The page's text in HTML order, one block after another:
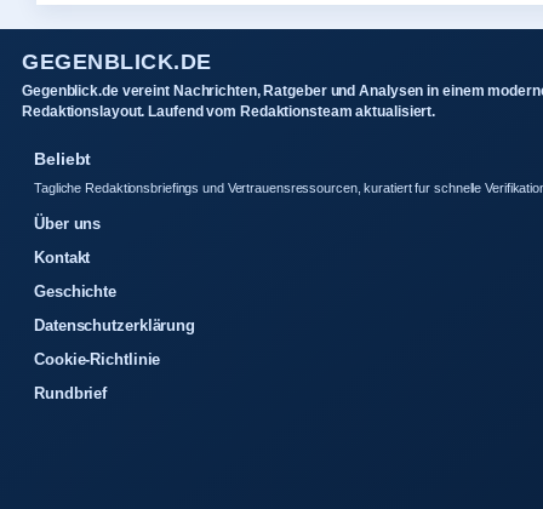
GEGENBLICK.DE
Gegenblick.de vereint Nachrichten, Ratgeber und Analysen in einem
Redaktionslayout. Laufend vom Redaktionsteam aktualisiert.
Beliebt
Tagliche Redaktionsbriefings und Vertrauensressourcen, kuratiert fur schnelle
Über uns
Kontakt
Geschichte
Datenschutzerklärung
Cookie-Richtlinie
Rundbrief